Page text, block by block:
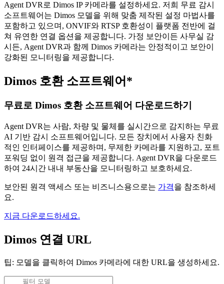
Agent DVR로 Dimos IP 카메라를 설정하세요. 저희 무료 감시
소프트웨어는 Dimos 모델을 위해 맞춤 제작된 설정 마법사를
포함하고 있으며, ONVIF와 RTSP 호환성이 플랫폼 전반에 걸
쳐 유연한 연결 옵션을 제공합니다. 가정 보안이든 사무실 감
시든, Agent DVR과 함께 Dimos 카메라는 안정적이고 보안이
강화된 모니터링을 제공합니다.
Dimos 호환 소프트웨어*
무료로 Dimos 호환 소프트웨어 다운로드하기
Agent DVR는 사람, 차량 및 물체를 실시간으로 감지하는 무료
AI 기반 감시 소프트웨어입니다. 모든 장치에서 사용자 친화
적인 인터페이스를 제공하며, 무제한 카메라를 지원하고, 포트
포워딩 없이 원격 접근을 제공합니다. Agent DVR을 다운로드
하여 24시간 내내 부동산을 모니터링하고 보호하세요.
보안된 원격 액세스 또는 비즈니스용으로는 가격을 참조하세
요.
지금 다운로드하세요.
Dimos 연결 URL
팁: 모델을 클릭하여 Dimos 카메라에 대한 URL을 생성하세요.